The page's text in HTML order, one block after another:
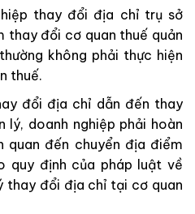
thay đổi địa chỉ trụ sở
thay đổi cơ quan thuế quản
không phải thực hiện
thuế.
đổi địa chỉ dẫn đến thay
lý, doanh nghiệp phải hoàn
quan đến chuyển địa điểm
quy định của pháp luật về
thay đổi địa chỉ tại cơ quan